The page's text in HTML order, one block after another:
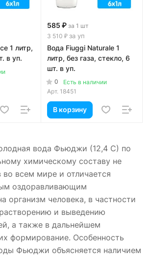
1 литр,
в уп.
585 ₽ за 1 шт
3 510 ₽ за уп
Вода Fiuggi Naturale 1
литр, без газа, стекло, 6
шт. в уп.
0
Есть в наличии
Арт. 18451
В корзину
вода Фьюджи (12,4 С) по
химическому составу не
во всем мире и отличается
оздоравливающим
организм человека, в частности
и выведению
а также в дальнейшем
формирование. Особенность
Фьюджи объясняется наличием